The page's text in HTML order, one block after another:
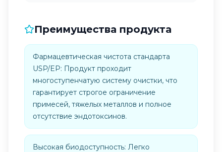
Преимущества продукта
Фармацевтическая чистота стандарта
USP/EP: Продукт проходит
многоступенчатую систему очистки, что
гарантирует строгое ограничение
примесей, тяжелых металлов и полное
отсутствие эндотоксинов.
Высокая биодоступность: Легко